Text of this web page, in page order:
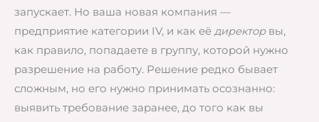
запускает. Но ваша новая компания —
предприятие категории IV, и как её директорвы,
как правило, попадаете в группу, которой нужно
разрешение на работу. Решение редко бывает
сложным, но его нужно принимать осознанно:
выявить требование заранее, до того как вы